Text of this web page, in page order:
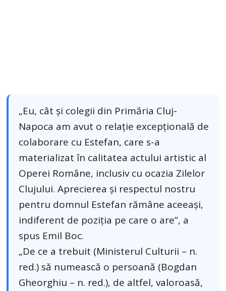
„Eu, cât și colegii din Primăria Cluj-
Napoca am avut o relație excepțională de
colaborare cu Estefan, care s-a
materializat în calitatea actului artistic al
Operei Române, inclusiv cu ocazia Zilelor
Clujului. Aprecierea și respectul nostru
pentru domnul Estefan rămâne aceeași,
indiferent de poziția pe care o are”, a
spus Emil Boc.
„De ce a trebuit (Ministerul Culturii – n.
red.) să numească o persoană (Bogdan
Gheorghiu – n. red.), de altfel, valoroasă,